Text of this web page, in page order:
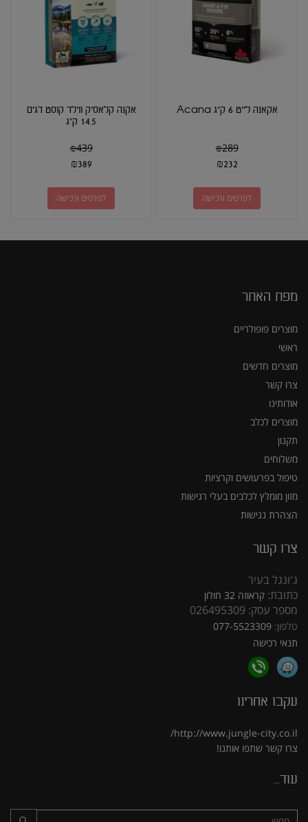
אקאנה לייט 6 ק"ג Acana
₪289
₪232
לפרטים ורכישה
אקנה קלאסיק ווילד קוסט דגים
14.5 ק"ג
₪439
₪389
לפרטים ורכישה
מפת האתר
מוצרים פופולריים
ראשי
מוצרים חדשים
צרו קשר
אודותינו
מוצרים לכלב
תקנון
משלוחים
טיפול בפרעושים וקרציות
מזון מומלץ לכלבים בעלי רגישות
הצהרת נגישות
צרו קשר
ג'ונגל בעיר
כתובת: קראוזה 32 חולון
מספר עסק: 026495309
טלפון: 077-5523309
תנאי רכישה
עקבו אחרינו
http://www.jungle-city.co.il/
צרו קשר שתפו אותנו!
עוד...